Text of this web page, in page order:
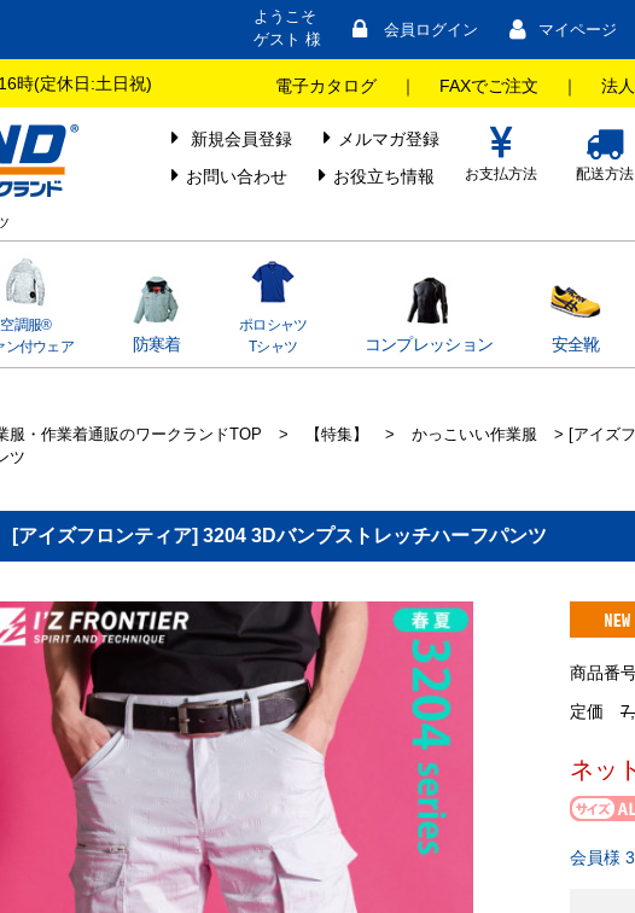
ようこそ
ゲスト 様
会員ログイン マイページ
時(定休日:土日祝) 電子カタログ ｜ FAXでご注文 ｜ 法
新規会員登録
メルマガ登録
お問い合わせ
お役立ち情報 お支払方法 配送方法
空調服®
ン付ウェア
防寒着
ポロシャツ
Tシャツ
コンプレッション 安全靴
服・作業着通販のワークランドTOP > 【特集】 > かっこいい作業服
> [アイズ
ツ
[アイズフロンティア] 3204 3Dバンプストレッチハーフパンツ
商品番
定価
ネッ
会員様